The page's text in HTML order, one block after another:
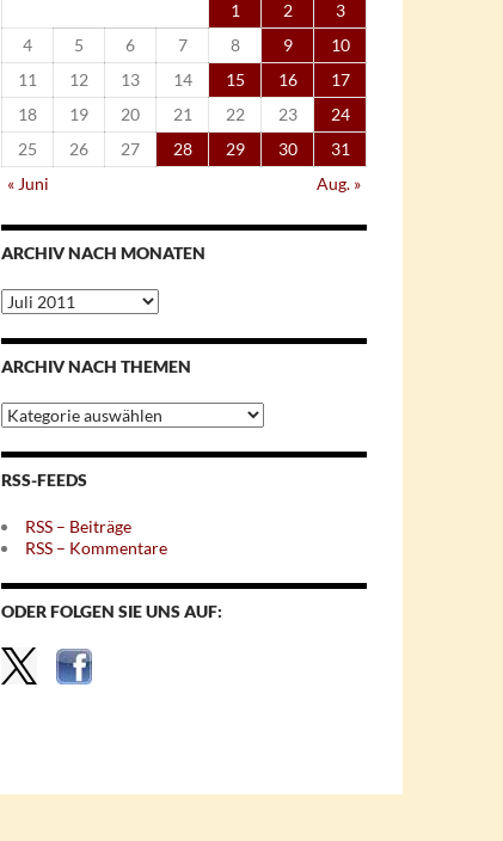
1
2
3
4
5 6 7 8 9
10
11
12 13 14 15 16
17
18
19 20 21 22 23
24
25
26 27 28 29 30
31
« Juni
Aug. »
ARCHIV NACH MONATEN
Archiv
nach
Monaten
ARCHIV NACH THEMEN
Archiv
nach
Themen
RSS-FEEDS
RSS – Beiträge
RSS – Kommentare
ODER FOLGEN SIE UNS AUF: